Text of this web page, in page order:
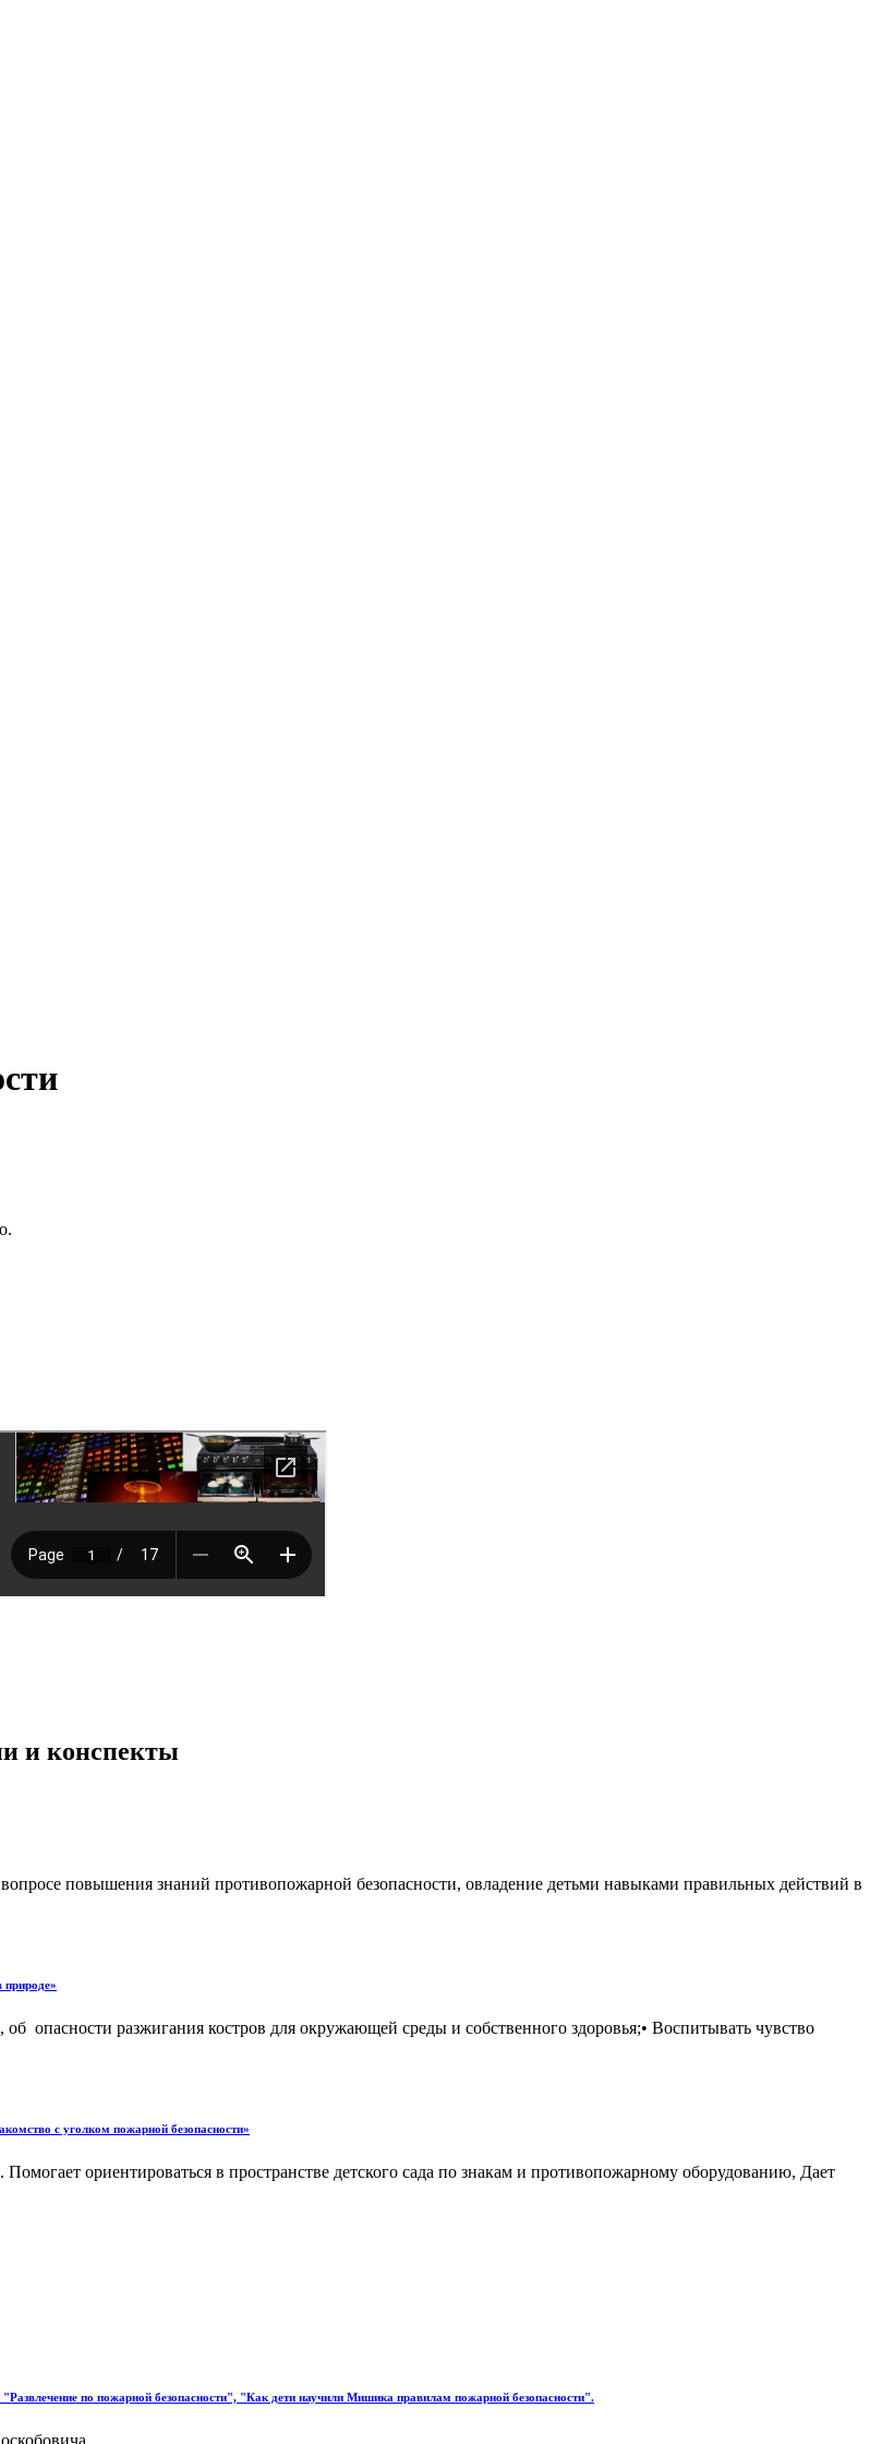
и конспекты
повышения знаний противопожарной безопасности, овладение детьми навыками правильных действий в
природе»
опасности разжигания костров для окружающей среды и собственного здоровья;• Воспитывать чувство
с уголком пожарной безопасности»
ориентироваться в пространстве детского сада по знакам и противопожарному оборудованию, Дает
по пожарной безопасности", "Как дети научили Мишика правилам пожарной безопасности".